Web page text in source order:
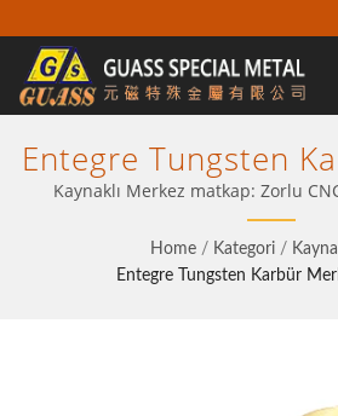
Entegre Tungsten
Matkabı –
Teknolojisi Ile CNC
Optimize
Kaynaklı Merkez matkap: Zorlu
Tasarlandı
Home / Kategori /
Entegre Tungsten Karbür